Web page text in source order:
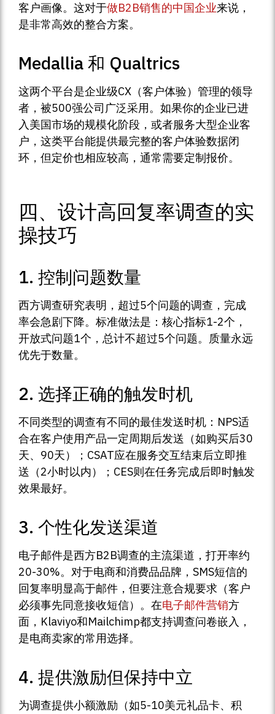
客户画像。这对于做B2B销售的中国企业来说，
是非常高效的整合方案。
Medallia 和 Qualtrics
这两个平台是企业级CX（客户体验）管理的领导
者，被500强公司广泛采用。如果你的企业已进
入美国市场的规模化阶段，或者服务大型企业客
户，这类平台能提供最完整的客户体验数据闭
环，但定价也相应较高，通常需要定制报价。
四、设计高回复率调查的实
操技巧
1. 控制问题数量
西方调查研究表明，超过5个问题的调查，完成
率会急剧下降。标准做法是：核心指标1-2个，
开放式问题1个，总计不超过5个问题。质量永远
优先于数量。
2. 选择正确的触发时机
不同类型的调查有不同的最佳发送时机：NPS适
合在客户使用产品一定周期后发送（如购买后30
天、90天）；CSAT应在服务交互结束后立即推
送（2小时以内）；CES则在任务完成后即时触发
效果最好。
3. 个性化发送渠道
电子邮件是西方B2B调查的主流渠道，打开率约
20-30%。对于电商和消费品品牌，SMS短信的
回复率明显高于邮件，但要注意合规要求（客户
必须事先同意接收短信）。在电子邮件营销方
面，Klaviyo和Mailchimp都支持调查问卷嵌入，
是电商卖家的常用选择。
4. 提供激励但保持中立
为调查提供小额激励（如5-10美元礼品卡、积